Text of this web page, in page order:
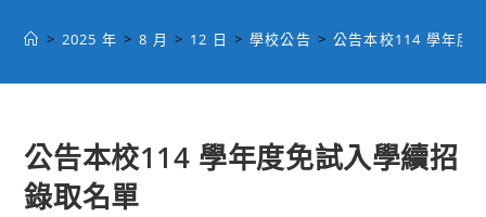
> 2025 年 > 8 月 > 12 日 > 學校公告 > 公告本校114 學年度
公告本校114 學年度免試入學續招
錄取名單